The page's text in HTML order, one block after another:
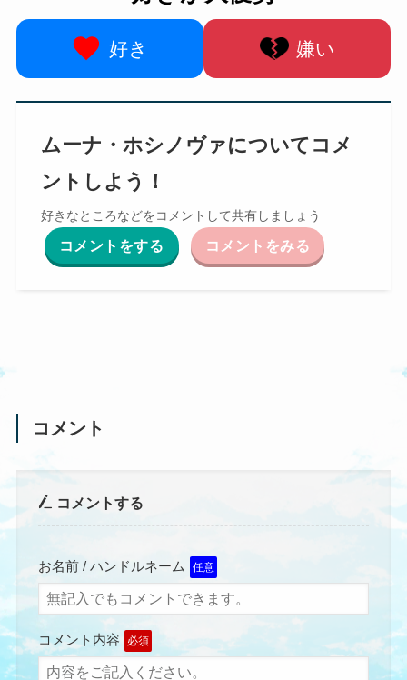
好き 嫌い
ムーナ・ホシノヴァについてコメ
ントしよう！
好きなところなどをコメントして共有しましょう
コメントをする コメントをみる
コメント
コメントする
お名前 / ハンドルネーム 任意
コメント内容 必須